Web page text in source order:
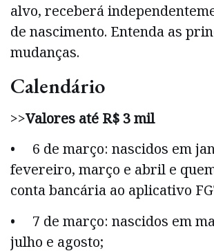
alvo, receberá
de nascimento. Entenda as
mudanças.
Calendário
>>Valores até R$ 3 mil
• 6 de março: nascidos em
fevereiro, março e abril e
conta bancária ao aplicativo
• 7 de março: nascidos em
julho e agosto;